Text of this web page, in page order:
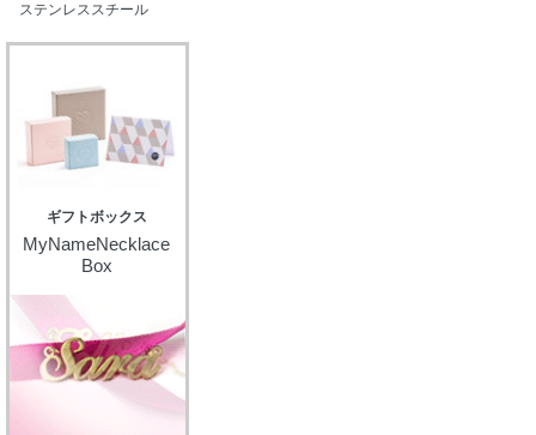
ステンレススチール
ギフトボックス
MyNameNecklace
Box